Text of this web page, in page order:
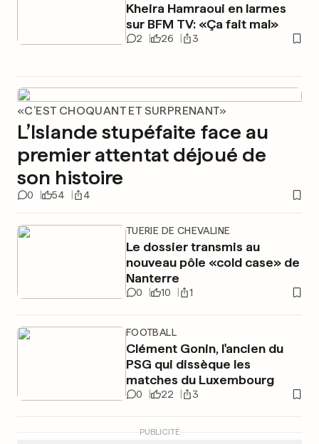
Kheira Hamraoui en larmes
sur BFM TV: «Ça fait mal»
2 26 3
«C’EST CHOQUANT ET SURPRENANT»
L’Islande stupéfaite face au
premier attentat déjoué de
son histoire
0 54 4
TUERIE DE CHEVALINE
Le dossier transmis au
nouveau pôle «cold case» de
Nanterre
0 10 1
FOOTBALL
Clément Gonin, l'ancien du
PSG qui dissèque les
matches du Luxembourg
0 22 3
PUBLICITÉ